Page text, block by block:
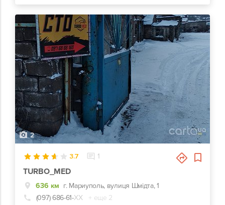
2
3.7 1
TURBO_MED
636 км г. Мариуполь, вулиця Шмідта, 1
(097) 686-61-ХХ
+ еще 2